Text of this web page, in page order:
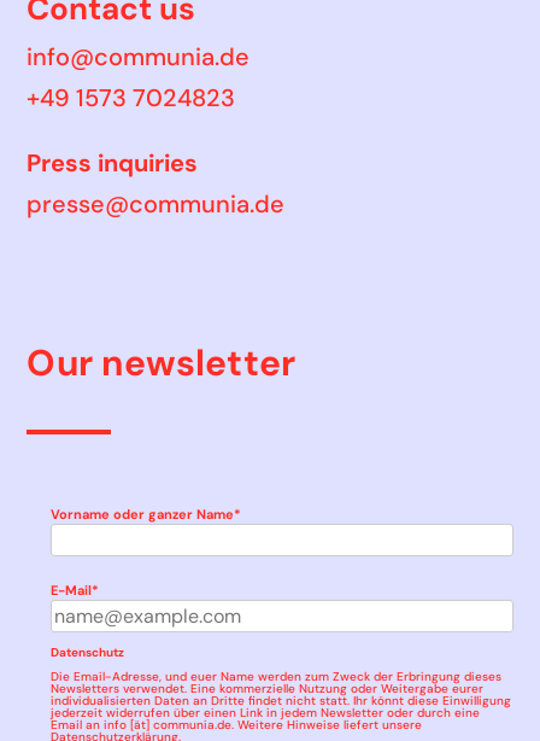
info@communia.de
+49 1573 7024823
Press inquiries
presse@communia.de
Our newsletter
Vorname oder ganzer Name*
E-Mail*
Datenschutz
Die Email-Adresse, und euer Name werden zum Zweck der Erbringung dieses
Newsletters verwendet. Eine kommerzielle Nutzung oder Weitergabe eurer
individualisierten Daten an Dritte findet nicht statt. Ihr könnt diese Einwilligung
jederzeit widerrufen über einen Link in jedem Newsletter oder durch eine
Email an info [ät] communia.de. Weitere Hinweise liefert unsere
Datenschutzerklärung.